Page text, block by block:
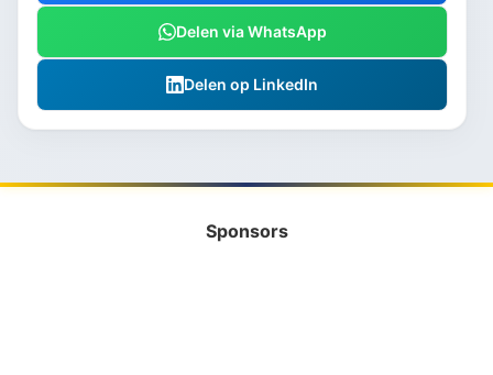
Delen via WhatsApp
Delen op LinkedIn
Sponsors